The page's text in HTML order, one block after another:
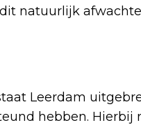
natuurlijk
Leerdam
hebben. Hierbij